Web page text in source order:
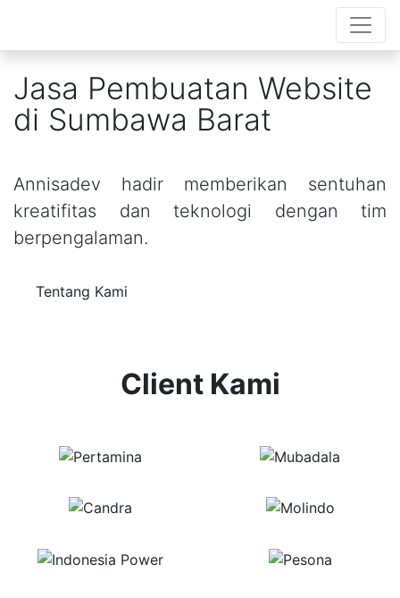
Jasa Pembuatan Website
di Sumbawa Barat
Annisadev hadir memberikan sentuhan
kreatifitas dan teknologi dengan tim
berpengalaman.
Tentang Kami
Client Kami